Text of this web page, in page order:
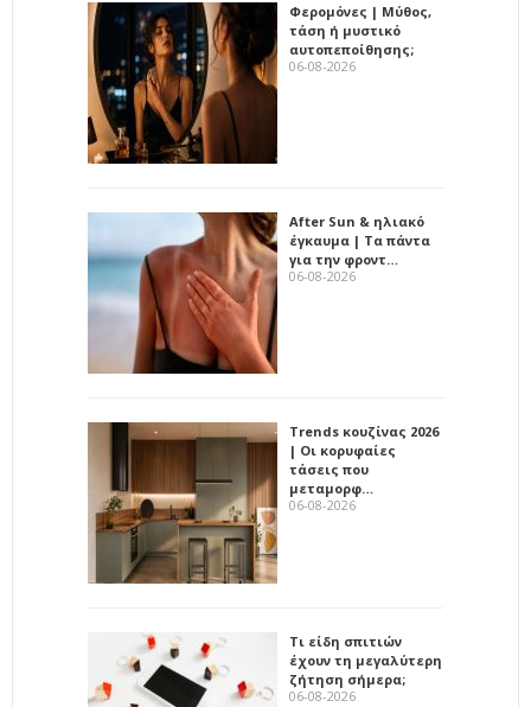
Φερομόνες | Μύθος,
τάση ή μυστικό
αυτοπεποίθησης;
06-08-2026
After Sun & ηλιακό
έγκαυμα | Τα πάντα
για την φροντ…
06-08-2026
Trends κουζίνας 2026
| Οι κορυφαίες
τάσεις που
μεταμορφ…
06-08-2026
Τι είδη σπιτιών
έχουν τη μεγαλύτερη
ζήτηση σήμερα;
06-08-2026